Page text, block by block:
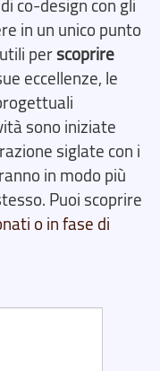
co-design con gli
in un unico punto
perscoprire
eccellenze, le
sono iniziate
siglate con i
in modo più
Puoi scoprire
o in fase di